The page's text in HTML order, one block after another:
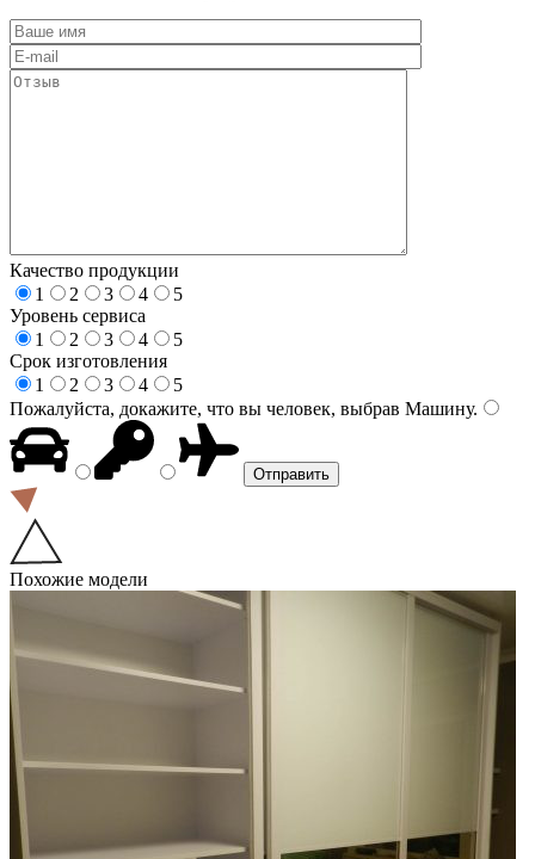
Качество продукции
1
2 3 4
5
Уровень сервиса
1
2 3 4
5
Срок изготовления
1
2 3 4
5
Пожалуйста, докажите, что вы человек, выбрав Машину.
Похожие модели